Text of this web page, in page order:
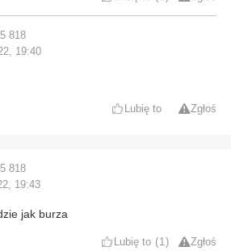
818
19:40
Lubię to Zgłoś
818
19:43
jak burza
Lubię to 1 Zgłoś